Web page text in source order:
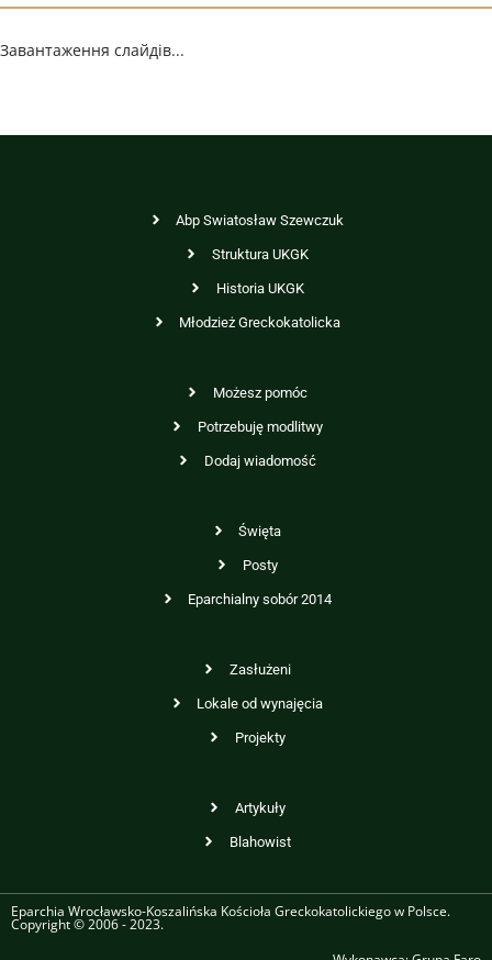
Завантаження слайдів...
Abp Swiatosław Szewczuk
Struktura UKGK
Historia UKGK
Młodzież Greckokatolicka
Możesz pomóc
Potrzebuję modlitwy
Dodaj wiadomość
Święta
Posty
Eparchialny sobór 2014
Zasłużeni
Lokale od wynajęcia
Projekty
Artykuły
Blahowist
Eparchia Wrocławsko-Koszalińska Kościoła Greckokatolickiego w Polsce.
Copyright © 2006 - 2023.